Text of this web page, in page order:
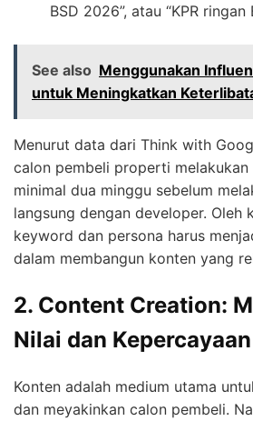
BSD 2026”, atau “KPR ringan
See also Menggunakan
untuk Meningkatkan
Menurut data dari Think with
calon pembeli properti melakukan
minimal dua minggu sebelum
langsung dengan developer. Oleh
keyword dan persona harus
dalam membangun konten yang
2. Content Creation:
Nilai dan Kepercayaan
Konten adalah medium utama
dan meyakinkan calon pembeli.